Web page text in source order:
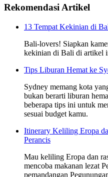
Rekomendasi Artikel
13 Tempat Kekinian di
Bali-lovers! Siapkan
kekinian di Bali di artikel
Tips Liburan Hemat ke
Sydney memang kota
bukan berarti liburan
beberapa tips ini untuk
sesuai budget kamu.
Itinerary Keliling Eropa
Perancis
Mau keliling Eropa dan
mencoba makanan lezat
pemandangan